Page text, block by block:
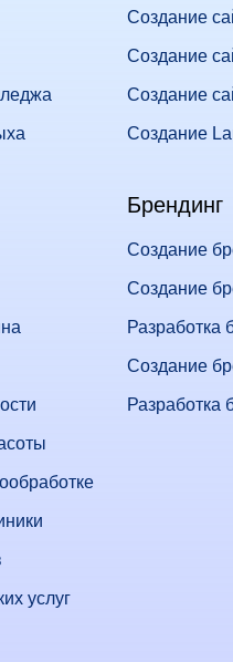
Создание
Создание
Создание
Создание
услуг
Брендинг
Создание
Создание
Разработка
Создание
Разработка